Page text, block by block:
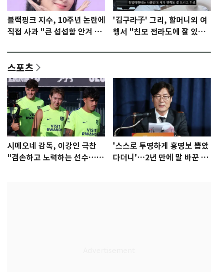
블랙핑크 지수, 10주년 논란에
직접 사과 "큰 섭섭함 안겨 미
'김구라子' 그리, 할머니외 여
행서 "친모 전라도에 잘 있
스포츠
시메오네 감독, 이강인 극찬
"겸손하고 노력하는 선수…좋
'스스로 투명하게 홍명보 뽑았
다더니'…2년 만에 말 바꾼 이